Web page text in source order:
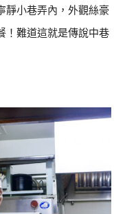
靜小巷弄內，外觀絲豪
！難道這就是傳說中巷